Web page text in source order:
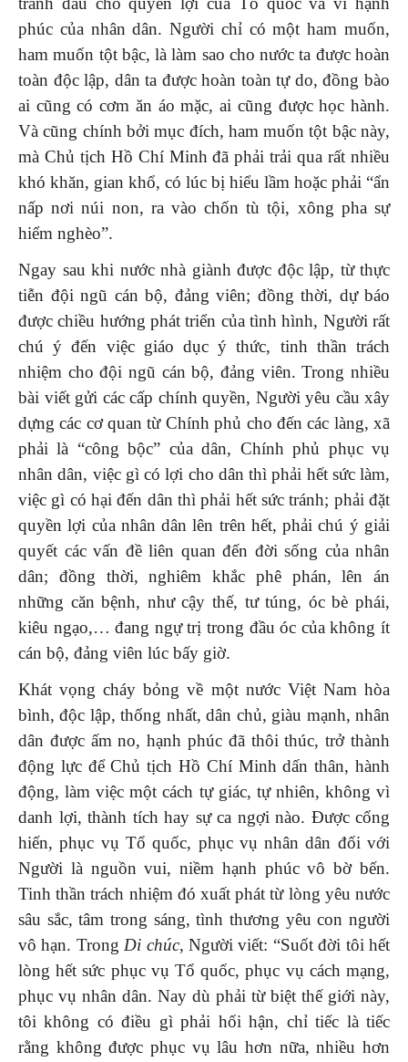
phúc của nhân dân. Người chỉ có một ham muốn,
ham muốn tột bậc, là làm sao cho nước ta được hoàn
toàn độc lập, dân ta được hoàn toàn tự do, đồng bào
ai cũng có cơm ăn áo mặc, ai cũng được học hành.
Và cũng chính bởi mục đích, ham muốn tột bậc này,
mà Chủ tịch Hồ Chí Minh đã phải trải qua rất nhiều
khó khăn, gian khổ, có lúc bị hiểu lầm hoặc phải “ẩn
nấp nơi núi non, ra vào chốn tù tội, xông pha sự
hiểm nghèo”.
Ngay sau khi nước nhà giành được độc lập, từ thực
tiễn đội ngũ cán bộ, đảng viên; đồng thời, dự báo
được chiều hướng phát triển của tình hình, Người rất
chú ý đến việc giáo dục ý thức, tinh thần trách
nhiệm cho đội ngũ cán bộ, đảng viên. Trong nhiều
bài viết gửi các cấp chính quyền, Người yêu cầu xây
dựng các cơ quan từ Chính phủ cho đến các làng, xã
phải là “công bộc” của dân, Chính phủ phục vụ
nhân dân, việc gì có lợi cho dân thì phải hết sức làm,
việc gì có hại đến dân thì phải hết sức tránh; phải đặt
quyền lợi của nhân dân lên trên hết, phải chú ý giải
quyết các vấn đề liên quan đến đời sống của nhân
dân; đồng thời, nghiêm khắc phê phán, lên án
những căn bệnh, như cậy thế, tư túng, óc bè phái,
kiêu ngạo,… đang ngự trị trong đầu óc của không ít
cán bộ, đảng viên lúc bấy giờ.
Khát vọng cháy bỏng về một nước Việt Nam hòa
bình, độc lập, thống nhất, dân chủ, giàu mạnh, nhân
dân được ấm no, hạnh phúc đã thôi thúc, trở thành
động lực để Chủ tịch Hồ Chí Minh dấn thân, hành
động, làm việc một cách tự giác, tự nhiên, không vì
danh lợi, thành tích hay sự ca ngợi nào. Được cống
hiến, phục vụ Tổ quốc, phục vụ nhân dân đối với
Người là nguồn vui, niềm hạnh phúc vô bờ bến.
Tinh thần trách nhiệm đó xuất phát từ lòng yêu nước
sâu sắc, tâm trong sáng, tình thương yêu con người
vô hạn. Trong Di chúc, Người viết: “Suốt đời tôi hết
lòng hết sức phục vụ Tổ quốc, phục vụ cách mạng,
phục vụ nhân dân. Nay dù phải từ biệt thế giới này,
tôi không có điều gì phải hối hận, chỉ tiếc là tiếc
rằng không được phục vụ lâu hơn nữa, nhiều hơn